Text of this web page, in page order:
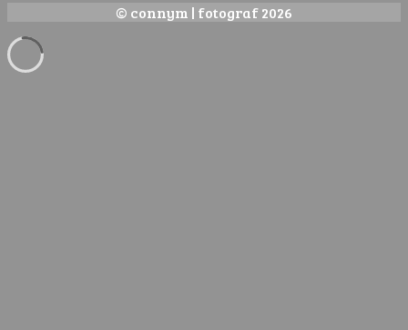
© connym | fotograf 2026